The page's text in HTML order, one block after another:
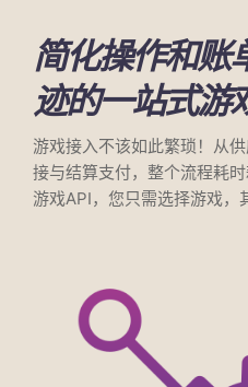
简化操作和账
迹的一站式游
游戏接入不该如此繁琐！从
接与结算支付，整个流程耗
游戏API，您只需选择游戏，